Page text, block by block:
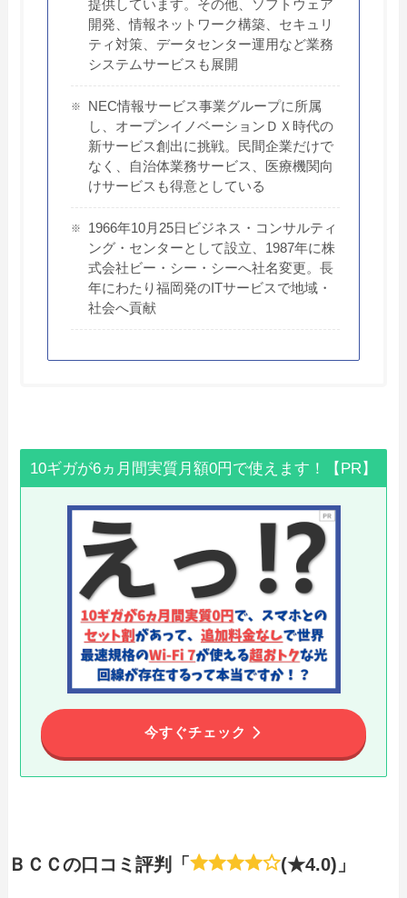
提供しています。その他、ソフトウェア
開発、情報ネットワーク構築、セキュリ
ティ対策、データセンター運用など業務
システムサービスも展開
NEC情報サービス事業グループに所属
し、オープンイノベーションＤＸ時代の
新サービス創出に挑戦。民間企業だけで
なく、自治体業務サービス、医療機関向
けサービスも得意としている
1966年10月25日ビジネス・コンサルティ
ング・センターとして設立、1987年に株
式会社ビー・シー・シーへ社名変更。長
年にわたり福岡発のITサービスで地域・
社会へ貢献
10ギガが6ヵ月間実質月額0円で使えます！【PR】
今すぐチェック
ＢＣＣの口コミ評判「 (★4.0)」